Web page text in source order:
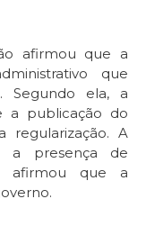
afirmou que a
que
Segundo ela, a
a publicação do
regularização. A
a presença de
afirmou que a